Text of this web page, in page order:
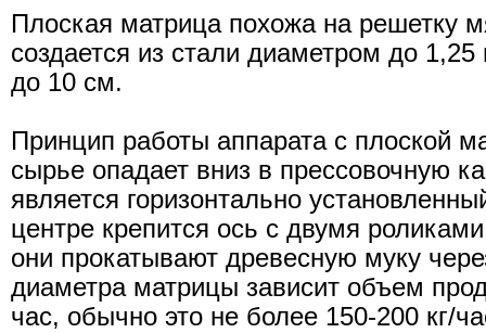
Плоская матрица похожа на решетку
создается из стали диаметром до
до 10 см.
Принцип работы аппарата с плоской
сырье опадает вниз в прессовочную
является горизонтально
центре крепится ось с двумя
они прокатывают древесную муку
диаметра матрицы зависит объем
час, обычно это не более 150-200 кг/